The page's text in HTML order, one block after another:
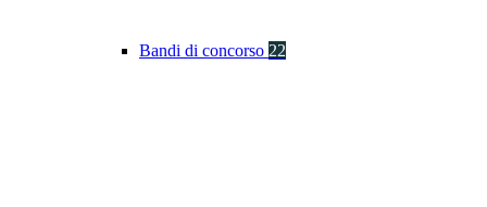
Bandi di concorso 22